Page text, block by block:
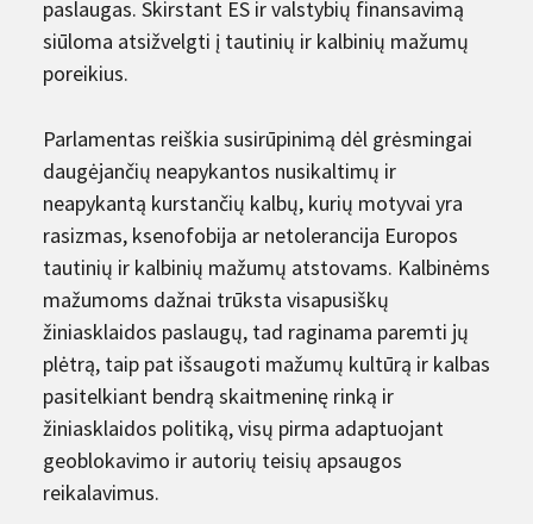
paslaugas. Skirstant ES ir valstybių finansavimą
siūloma atsižvelgti į tautinių ir kalbinių mažumų
poreikius.
Parlamentas reiškia susirūpinimą dėl grėsmingai
daugėjančių neapykantos nusikaltimų ir
neapykantą kurstančių kalbų, kurių motyvai yra
rasizmas, ksenofobija ar netolerancija Europos
tautinių ir kalbinių mažumų atstovams. Kalbinėms
mažumoms dažnai trūksta visapusiškų
žiniasklaidos paslaugų, tad raginama paremti jų
plėtrą, taip pat išsaugoti mažumų kultūrą ir kalbas
pasitelkiant bendrą skaitmeninę rinką ir
žiniasklaidos politiką, visų pirma adaptuojant
geoblokavimo ir autorių teisių apsaugos
reikalavimus.